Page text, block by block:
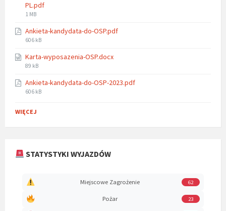
PL.pdf
File
1 MB
Ankieta-kandydata-do-OSP.pdf
File
606 kB
Karta-wyposazenia-OSP.docx
File
89 kB
Ankieta-kandydata-do-OSP-2023.pdf
File
606 kB
WIĘCEJ
STATYSTYKI WYJAZDÓW
Miejscowe Zagrożenie 62
Pożar 23